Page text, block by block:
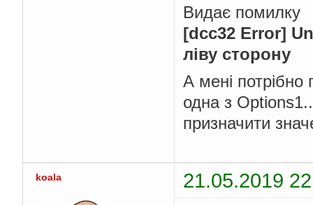
Видає помилку
[dcc32 Error]
ліву сторону
А мені
одна з
призначити
koala 21.05.2019